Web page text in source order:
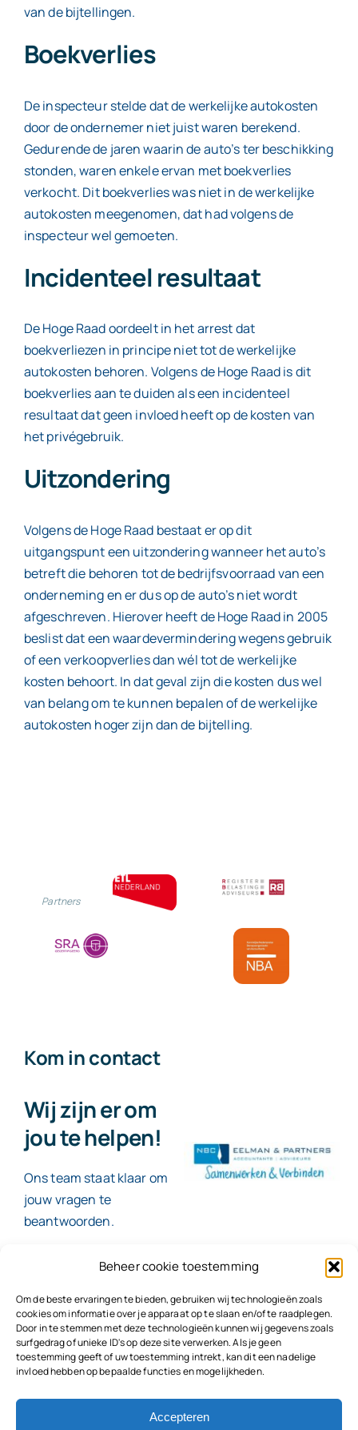
Beheer cookie toestemming
Om de beste ervaringen te bieden, gebruiken wij technologieën zoals
cookies om informatie over je apparaat op te slaan en/of te raadplegen.
Door in te stemmen met deze technologieën kunnen wij gegevens zoals
surfgedrag of unieke ID's op deze site verwerken. Als je geen
toestemming geeft of uw toestemming intrekt, kan dit een nadelige
invloed hebben op bepaalde functies en mogelijkheden.
Accepteren
van de bijtellingen.
Boekverlies
De inspecteur stelde dat de werkelijke autokosten
door de ondernemer niet juist waren berekend.
Gedurende de jaren waarin de auto’s ter beschikking
stonden, waren enkele ervan met boekverlies
verkocht. Dit boekverlies was niet in de werkelijke
autokosten meegenomen, dat had volgens de
inspecteur wel gemoeten.
Incidenteel resultaat
De Hoge Raad oordeelt in het arrest dat
boekverliezen in principe niet tot de werkelijke
autokosten behoren. Volgens de Hoge Raad is dit
boekverlies aan te duiden als een incidenteel
resultaat dat geen invloed heeft op de kosten van
het privégebruik.
Uitzondering
Volgens de Hoge Raad bestaat er op dit
uitgangspunt een uitzondering wanneer het auto’s
betreft die behoren tot de bedrijfsvoorraad van een
onderneming en er dus op de auto’s niet wordt
afgeschreven. Hierover heeft de Hoge Raad in 2005
beslist dat een waardevermindering wegens gebruik
of een verkoopverlies dan wél tot de werkelijke
kosten behoort. In dat geval zijn die kosten dus wel
van belang om te kunnen bepalen of de werkelijke
autokosten hoger zijn dan de bijtelling.
Partners
Kom in contact
Wij zijn er om
jou te helpen!
Ons team staat klaar om
jouw vragen te
beantwoorden.
Contact
© 2026NBC Eelman & Partners |KvK: 78187591
Algemene voorwaarden|Disclaimer | Copyright |